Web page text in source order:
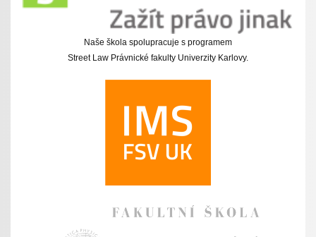
Naše škola spolupracuje s programem
Street Law Právnické fakulty Univerzity Karlovy.